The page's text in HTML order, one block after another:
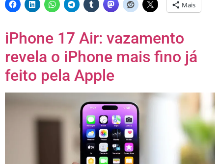
Mais
iPhone 17 Air: vazamento
revela o iPhone mais fino já
feito pela Apple